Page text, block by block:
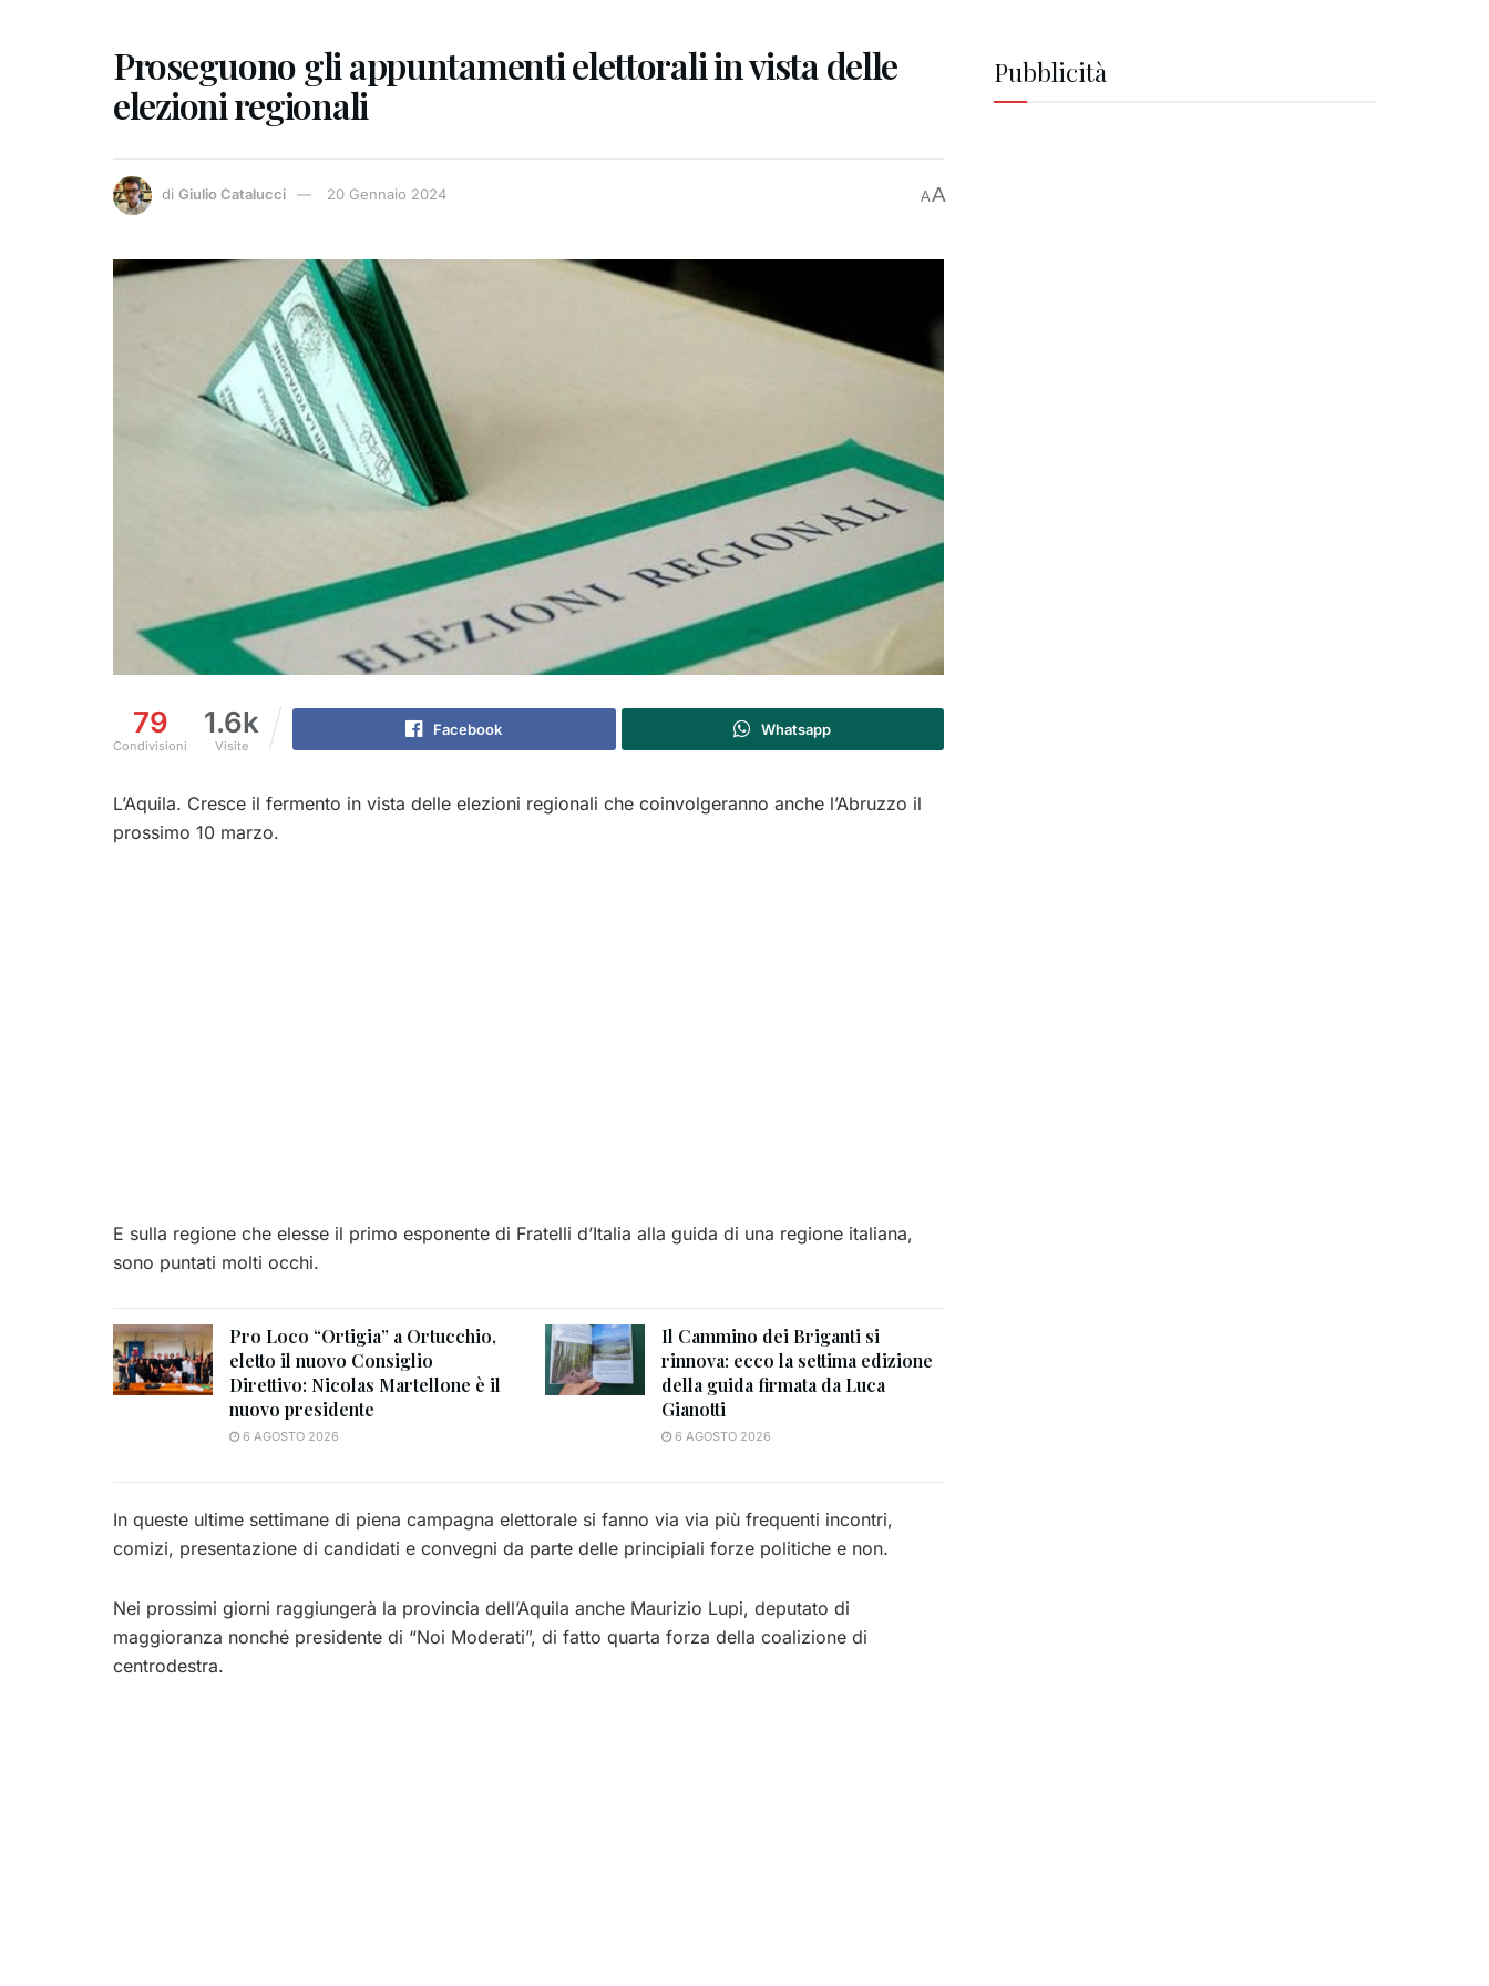
Proseguono gli appuntamenti elettorali in vista delle
elezioni regionali
di Giulio Catalucci 20 Gennaio 2024 AA
79
Condivisioni
1.6k
Visite
Facebook Whatsapp
L’Aquila. Cresce il fermento in vista delle elezioni regionali che coinvolgeranno anche l’Abruzzo il
prossimo 10 marzo.
E sulla regione che elesse il primo esponente di Fratelli d’Italia alla guida di una regione italiana,
sono puntati molti occhi.
Pro Loco “Ortigia” a Ortucchio,
eletto il nuovo Consiglio
Direttivo: Nicolas Martellone è il
nuovo presidente
6 AGOSTO 2026
Il Cammino dei Briganti si
rinnova: ecco la settima edizione
della guida firmata da Luca
Gianotti
6 AGOSTO 2026
In queste ultime settimane di piena campagna elettorale si fanno via via più frequenti incontri,
comizi, presentazione di candidati e convegni da parte delle principiali forze politiche e non.
Nei prossimi giorni raggiungerà la provincia dell’Aquila anche Maurizio Lupi, deputato di
maggioranza nonché presidente di “Noi Moderati”, di fatto quarta forza della coalizione di
centrodestra.
Pubblicità